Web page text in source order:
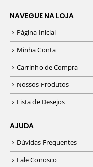
NAVEGUE NA LOJA
Página Inicial
Minha Conta
Carrinho de Compra
Nossos Produtos
Lista de Desejos
AJUDA
Dúvidas Frequentes
Fale Conosco